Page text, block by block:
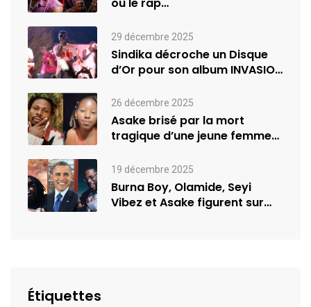
29 décembre 2025
Sindika décroche un Disque
d’Or pour son album INVASION
26 décembre 2025
Asake brisé par la mort
tragique d’une jeune femme
19 décembre 2025
Burna Boy, Olamide, Seyi
Vibez et Asake figurent sur
Étiquettes